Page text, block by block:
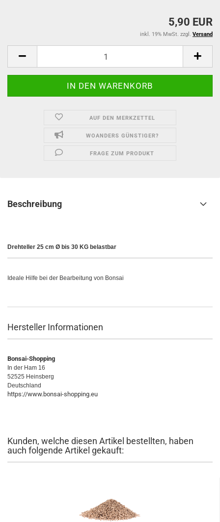
5,90 EUR
inkl. 19% MwSt. zzgl. Versand
AUF DEN MERKZETTEL
WOANDERS GÜNSTIGER?
FRAGE ZUM PRODUKT
Beschreibung
Drehteller 25 cm Ø bis 30 KG belastbar
Ideale Hilfe bei der Bearbeitung von Bonsai
Hersteller Informationen
Bonsai-Shopping
In der Ham 16
52525 Heinsberg
Deutschland
https://www.bonsai-shopping.eu
Kunden, welche diesen Artikel bestellten, haben
auch folgende Artikel gekauft: